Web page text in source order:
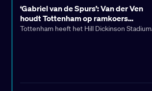
slotfase van zijn loopbaan in het
Saudische voetbal. Terwijl hij jacht maakt
op zijn duizendste doelpunt, doorstaat de
‘Gabriel van de Spurs’: Van der Ven
houdt Tottenham op ramkoers
buitenshuis
Tottenham heeft het Hill Dickinson Stadium
doelpuntenvorm van verdediger Micky van